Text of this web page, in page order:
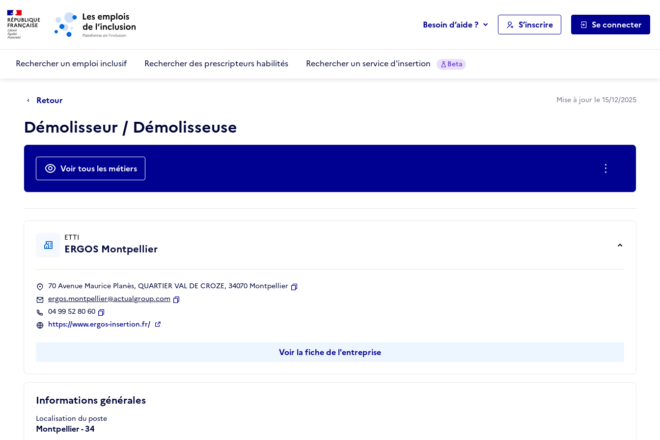
Aller au menu principal
Besoin d’aide ? S’inscrire Se connecter
Rechercher un emploi inclusif Rechercher des prescripteurs habilités Rechercher un service d'insertion Beta
Retour Mise à jour le 15/12/2025
Démolisseur / Démolisseuse
Actions rapides
Voir tous les métiers
Informations générales
Localisation du poste
Montpellier - 34
ETTI
ERGOS Montpellier
70 Avenue Maurice Planès, QUARTIER VAL DE CROZE, 34070 Montpellier
ergos.montpellier@actualgroup.com
04 99 52 80 60
Copier
https://www.ergos-insertion.fr/
Voir la fiche de l'entreprise